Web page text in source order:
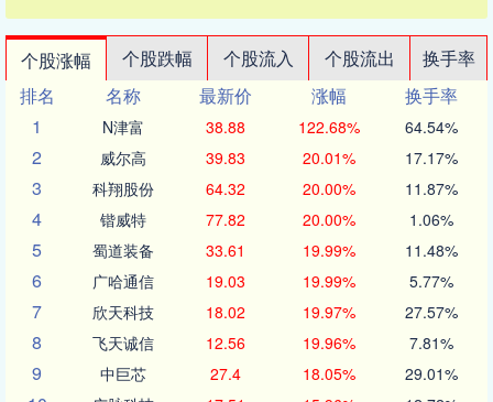
个股涨幅 个股跌幅 个股流入 个股流出
换手率
排名
名称 最新价 涨幅
换手率
1
N津富 38.88 122.68% 64.54%
2 威尔高 39.83 20.01% 17.17%
3 科翔股份 64.32 20.00% 11.87%
4 锴威特 77.82 20.00% 1.06%
5 蜀道装备 33.61 19.99% 11.48%
6 广哈通信 19.03 19.99% 5.77%
7 欣天科技 18.02 19.97% 27.57%
8 飞天诚信 12.56 19.96% 7.81%
9 中巨芯 27.4 18.05% 29.01%